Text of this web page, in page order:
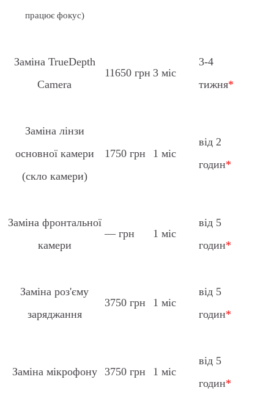
працює фокус)
Заміна TrueDepth
Camera
11650 грн 3 міс
3-4
тижня*
Заміна лінзи
основної камери
(скло камери)
1750 грн 1 міс
від 2
годин*
Заміна фронтальної
камери
— грн 1 міс
від 5
годин*
Заміна роз'єму
заряджання
3750 грн 1 міс
від 5
годин*
Заміна мікрофону 3750 грн 1 міс
від 5
годин*